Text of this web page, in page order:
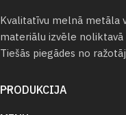
Kvalitatīvu melnā metāla
materiālu izvēle noliktavā
Tiešās piegādes no
PRODUKCIJA